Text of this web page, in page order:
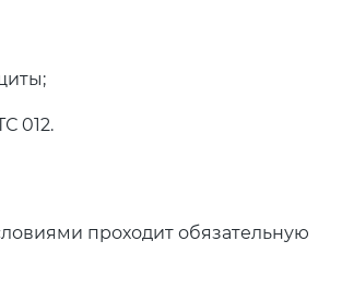
012.
проходит обязательную